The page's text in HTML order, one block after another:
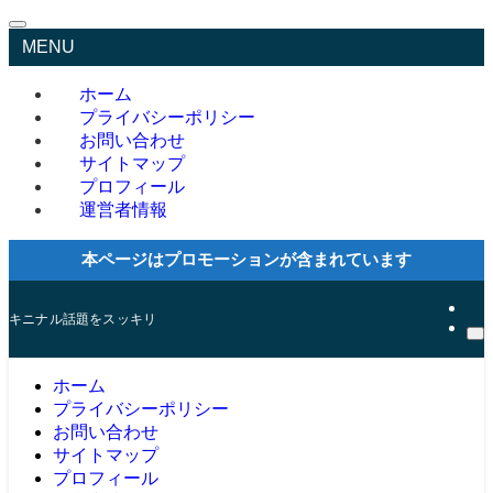
MENU
ホーム
プライバシーポリシー
お問い合わせ
サイトマップ
プロフィール
運営者情報
本ページはプロモーションが含まれています
キニナル話題をスッキリ
ホーム
プライバシーポリシー
お問い合わせ
サイトマップ
プロフィール